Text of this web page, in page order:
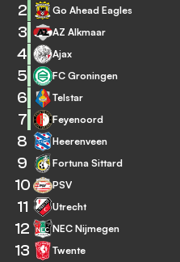
2 Go Ahead Eagles
3 AZ Alkmaar
4 Ajax
5 FC Groningen
6 Telstar
7 Feyenoord
8 Heerenveen
9 Fortuna Sittard
10 PSV
11 Utrecht
12 NEC Nijmegen
13 Twente